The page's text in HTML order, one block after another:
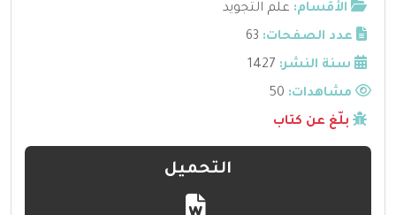
الأقسام: علم التجويد
عدد الصفحات: 63
سنة النشر: 1427
مشاهدات:
بلّغ عن كتاب
التحميل